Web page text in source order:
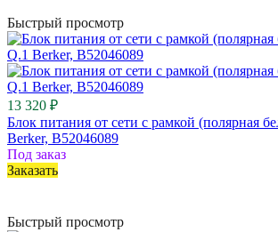
Быстрый просмотр
13 320 ₽
Блок питания от сети с рамкой (полярная
Berker, B52046089
Под заказ
Заказать
Быстрый просмотр